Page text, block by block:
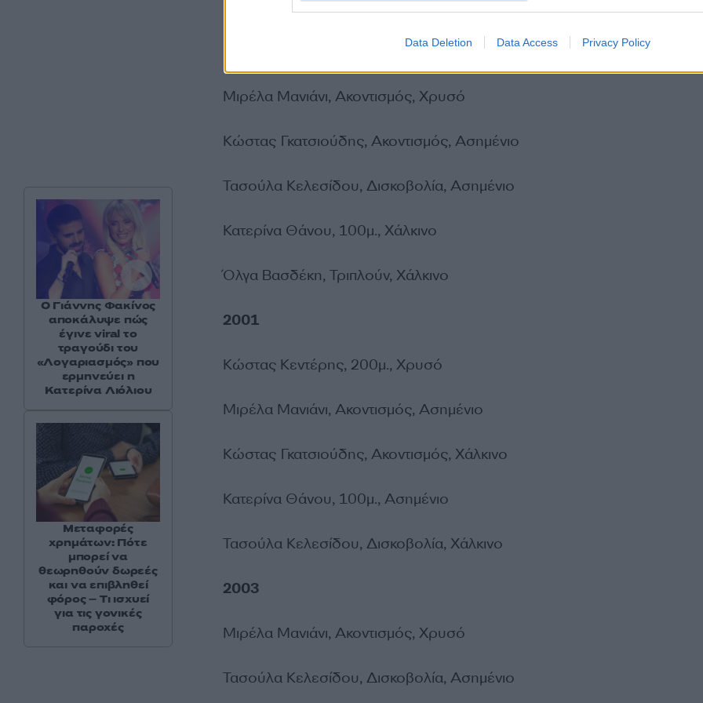
Data Deletion Data Access Privacy Policy
Βούλα Τσιαμήτα, Τριπλούν, Χρυσό
Μιρέλα Μανιάνι, Ακοντισμός, Χρυσό
Κώστας Γκατσιούδης, Ακοντισμός, Ασημένιο
Τασούλα Κελεσίδου, Δισκοβολία, Ασημένιο
Κατερίνα Θάνου, 100μ., Χάλκινο
Όλγα Βασδέκη, Τριπλούν, Χάλκινο
2001
Κώστας Κεντέρης, 200μ., Χρυσό
Μιρέλα Μανιάνι, Ακοντισμός, Ασημένιο
Κώστας Γκατσιούδης, Ακοντισμός, Χάλκινο
Κατερίνα Θάνου, 100μ., Ασημένιο
Τασούλα Κελεσίδου, Δισκοβολία, Χάλκινο
2003
Μιρέλα Μανιάνι, Ακοντισμός, Χρυσό
Τασούλα Κελεσίδου, Δισκοβολία, Ασημένιο
Ο Γιάννης Φακίνος
αποκάλυψε πώς
έγινε viral το
τραγούδι του
«Λογαριασμός» που
ερμηνεύει η
Κατερίνα Λιόλιου
Μεταφορές
χρημάτων: Πότε
μπορεί να
θεωρηθούν δωρεές
και να επιβληθεί
φόρος – Τι ισχυεί
για τις γονικές
παροχές